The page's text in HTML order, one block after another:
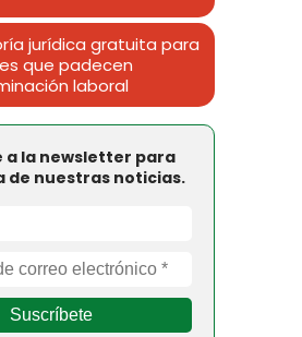
jurídica gratuita para
que padecen
laboral
a la newsletter para
de nuestras noticias.